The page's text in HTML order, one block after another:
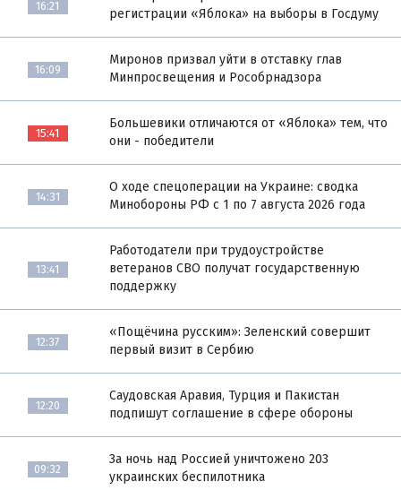
16:21
регистрации «Яблока» на выборы в Госдуму
16:09
Миронов призвал уйти в отставку глав
Минпросвещения и Рособрнадзора
15:41
Большевики отличаются от «Яблока» тем, что
они - победители
14:31
О ходе спецоперации на Украине: сводка
Минобороны РФ с 1 по 7 августа 2026 года
13:41
Работодатели при трудоустройстве
ветеранов СВО получат государственную
поддержку
12:37
«Пощёчина русским»: Зеленский совершит
первый визит в Сербию
12:20
Саудовская Аравия, Турция и Пакистан
подпишут соглашение в сфере обороны
09:32
За ночь над Россией уничтожено 203
украинских беспилотника